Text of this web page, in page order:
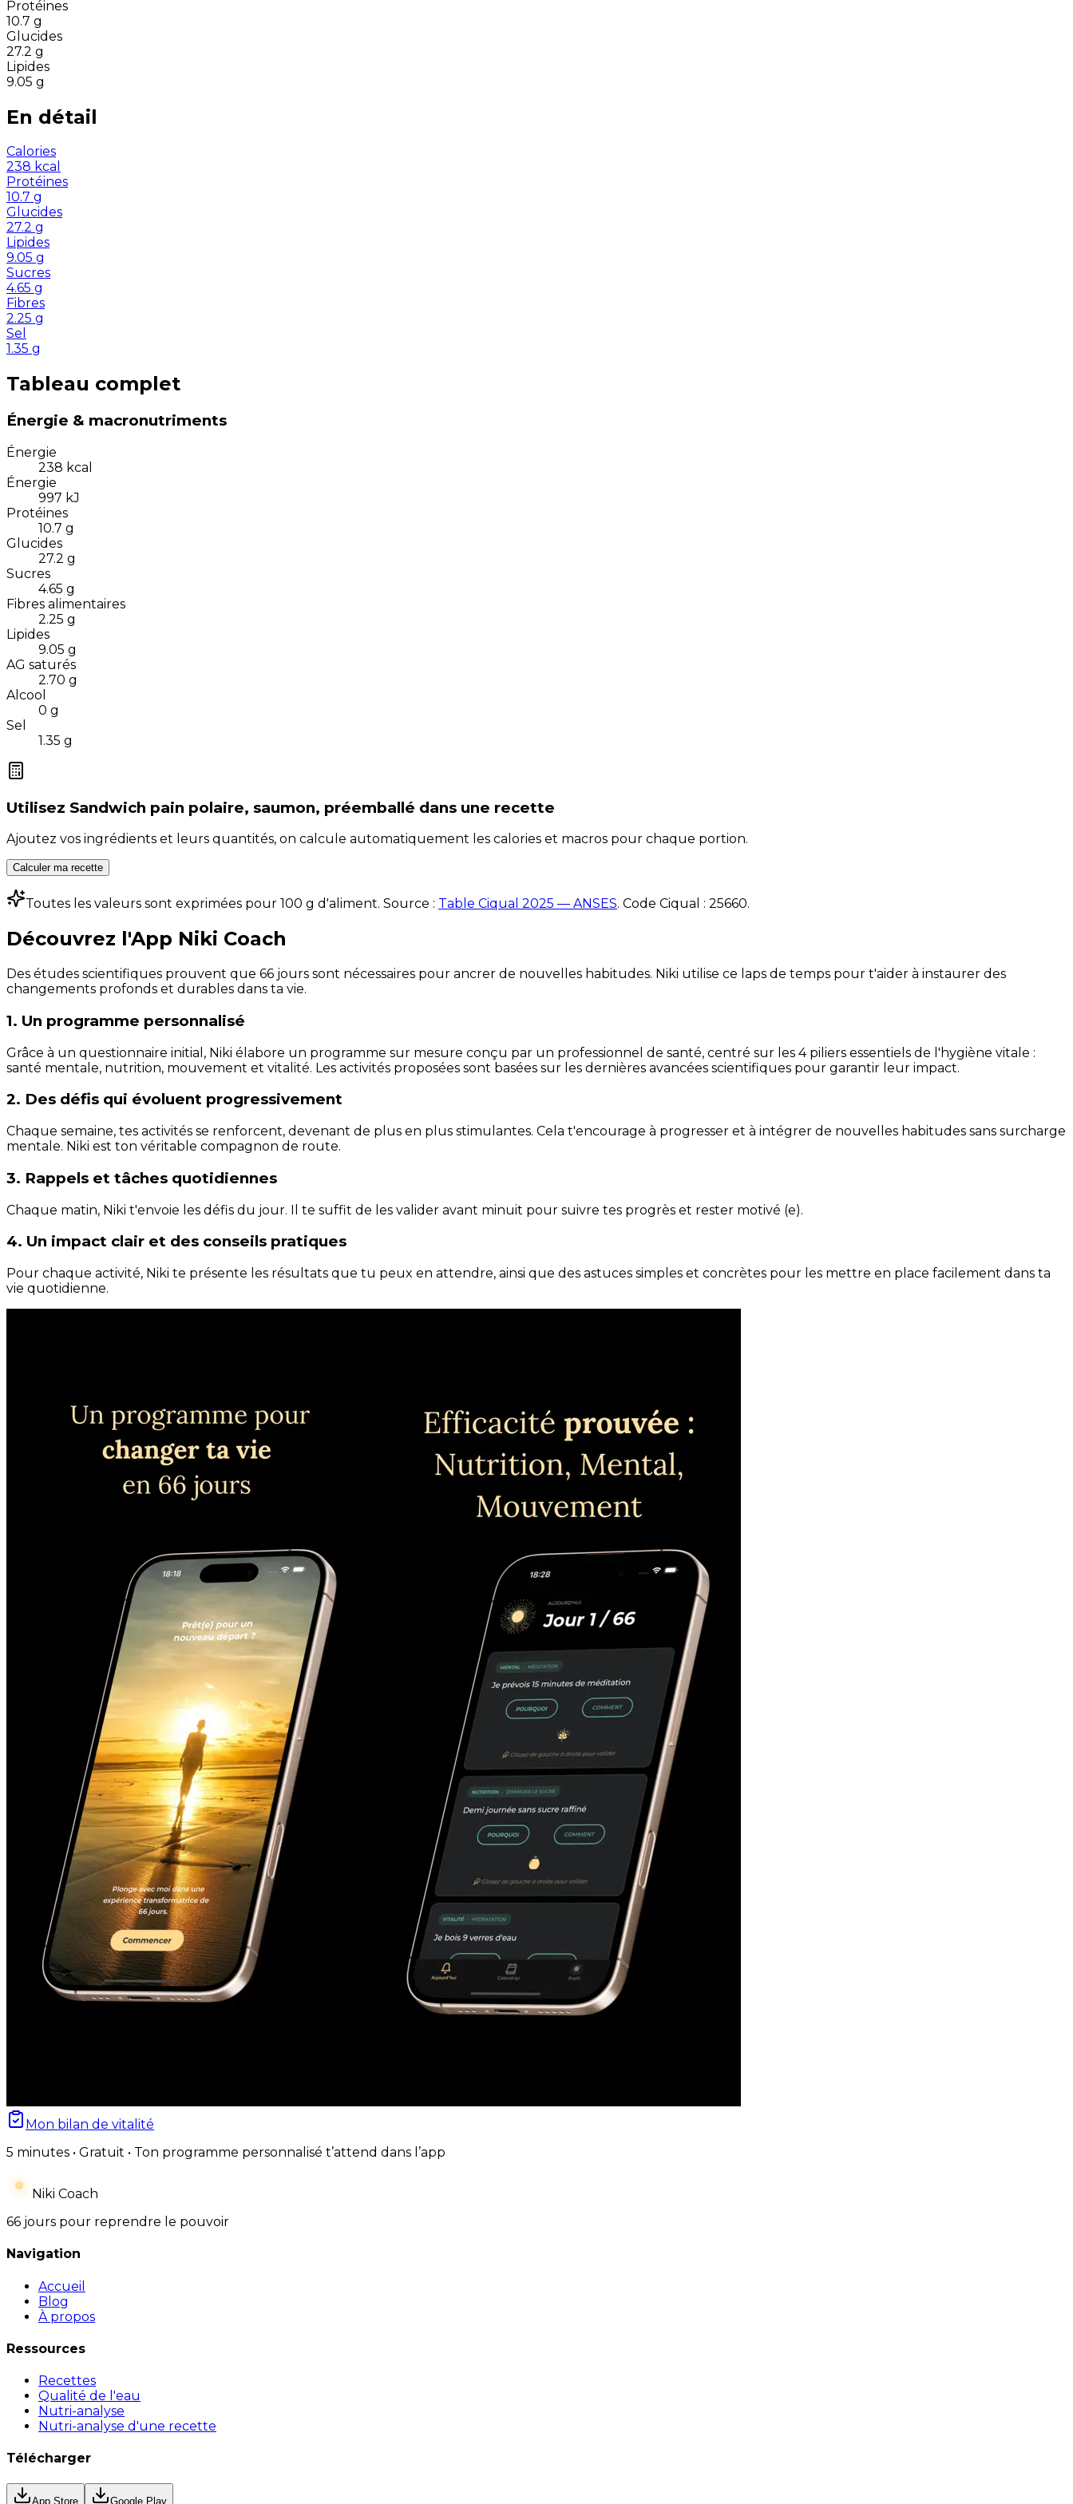
Protéines
10.7 g
Glucides
27.2 g
Lipides
9.05 g
En détail
Calories
238 kcal
Protéines
10.7 g
Glucides
27.2 g
Lipides
9.05 g
Sucres
4.65 g
Fibres
2.25 g
Sel
1.35 g
Tableau complet
Énergie & macronutriments
Énergie
238 kcal
Énergie
997 kJ
Protéines
10.7 g
Glucides
27.2 g
Sucres
4.65 g
Fibres alimentaires
2.25 g
Lipides
9.05 g
AG saturés
2.70 g
Alcool
0 g
Sel
1.35 g
Utilisez Sandwich pain polaire, saumon, préemballé dans une recette
Ajoutez vos ingrédients et leurs quantités, on calcule automatiquement les calories et macros pour chaque portion.
Calculer ma recette
Toutes les valeurs sont exprimées pour 100 g d'aliment. Source : Table Ciqual 2025 — ANSES. Code Ciqual : 25660.
Découvrez l'App Niki Coach
Des études scientifiques prouvent que 66 jours sont nécessaires pour ancrer de nouvelles habitudes. Niki utilise ce laps de temps pour t'aider à instaurer des
changements profonds et durables dans ta vie.
1. Un programme personnalisé
Grâce à un questionnaire initial, Niki élabore un programme sur mesure conçu par un professionnel de santé, centré sur les 4 piliers essentiels de l'hygiène vitale :
santé mentale, nutrition, mouvement et vitalité. Les activités proposées sont basées sur les dernières avancées scientifiques pour garantir leur impact.
2. Des défis qui évoluent progressivement
Chaque semaine, tes activités se renforcent, devenant de plus en plus stimulantes. Cela t'encourage à progresser et à intégrer de nouvelles habitudes sans surcharge
mentale. Niki est ton véritable compagnon de route.
3. Rappels et tâches quotidiennes
Chaque matin, Niki t'envoie les défis du jour. Il te suffit de les valider avant minuit pour suivre tes progrès et rester motivé (e).
4. Un impact clair et des conseils pratiques
Pour chaque activité, Niki te présente les résultats que tu peux en attendre, ainsi que des astuces simples et concrètes pour les mettre en place facilement dans ta
vie quotidienne.
Mon bilan de vitalité
5 minutes • Gratuit • Ton programme personnalisé t’attend dans l’app
Niki Coach
66 jours pour reprendre le pouvoir
Navigation
Accueil
Blog
À propos
Ressources
Recettes
Qualité de l'eau
Nutri-analyse
Nutri-analyse d'une recette
Télécharger
App Store Google Play